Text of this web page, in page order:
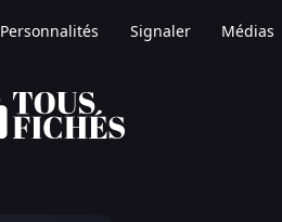
Personnalités Signaler Médias